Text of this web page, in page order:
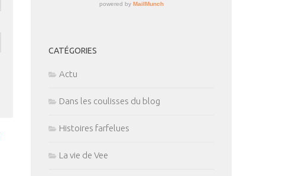
CATÉGORIES
Actu
Dans les coulisses du blog
Histoires farfelues
La vie de Vee